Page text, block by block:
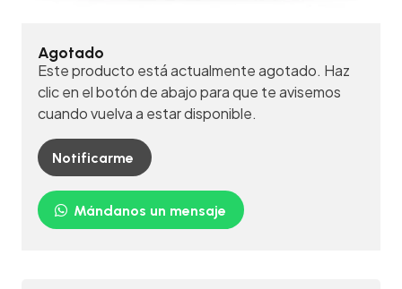
Agotado
Este producto está actualmente agotado. Haz
clic en el botón de abajo para que te avisemos
cuando vuelva a estar disponible.
Notificarme
Mándanos un mensaje